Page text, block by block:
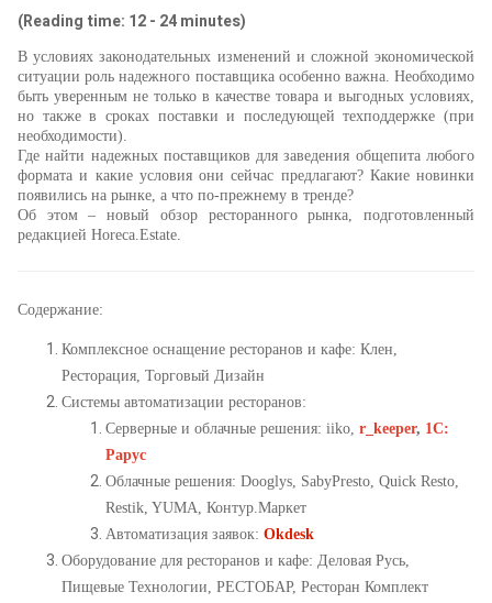
(Reading time: 12 - 24 minutes)
В условиях законодательных изменений и сложной экономической
ситуации роль надежного поставщика особенно важна. Необходимо
быть уверенным не только в качестве товара и выгодных условиях,
но также в сроках поставки и последующей техподдержке (при
необходимости).
Где найти надежных поставщиков для заведения общепита любого
формата и какие условия они сейчас предлагают? Какие новинки
появились на рынке, а что по-прежнему в тренде?
Об этом – новый обзор ресторанного рынка, подготовленный
редакцией Horeca.Estate.
Содержание:
Комплексное оснащение ресторанов и кафе: Клен
Ресторация Торговый Дизайн
Системы автоматизации ресторанов:
Серверные и облачные решения: iiko r_keeper, 1C:
Рарус
Облачные решения: Dooglys SabyPresto Quick Resto
Restik YUMA Контур.Маркет
Автоматизация заявок: Okdesk
Оборудование для ресторанов и кафе: Деловая Русь
Пищевые Технологии РЕСТОБАР, Ресторан Комплект